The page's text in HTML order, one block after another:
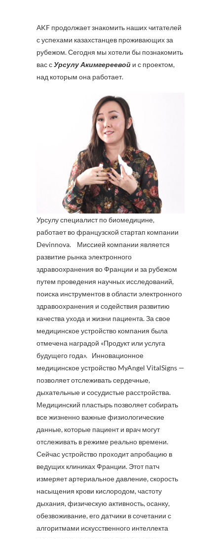
АKF продолжает знакомить наших читателей
с успехами казахстанцев проживающих за
рубежом. Сегодня мы хотели бы познакомить
вас сУрсулу Акимгереевой и с проектом,
над которым она работает.
Урсулу специалист по биомедицине,
работает во французской стартап компании
Devinnova. Миссией компании является
развитие рынка электронного
здравоохранения во Франции и за рубежом
путем проведения научных исследований,
поиска инструментов в области электронного
здравоохранения и содействия развитию
качества ухода и жизни пациента. За свое
медицинское устройство компания была
отмечена наградой «Продукт или услуга
будущего года». Инновационное
медицинское устройство MyAngel VitalSigns —
позволяет отслеживать сердечные,
дыхательные и сосудистые расстройства.
Медицинский пластырь позволяет собирать
все жизненно важные физиологические
данные, которые пациент и врач могут
отслеживать в режиме реально времени.
Сейчас устройство проходит апробацию в
ведущих клиниках Франции. Этот патч
измеряет артериальное давление, скорость
насыщения крови кислородом, частоту
дыхания, физическую активность, осанку,
обезвоживание, его датчики в сочетании с
алгоритмами искусственного интеллекта